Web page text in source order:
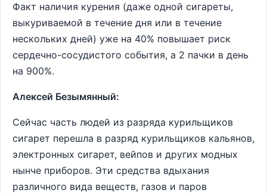
Факт наличия курения (даже одной сигареты,
выкуриваемой в течение дня или в течение
нескольких дней) уже на 40% повышает риск
сердечно-сосудистого события, а 2 пачки в день
на 900%.
Алексей Безымянный:
Сейчас часть людей из разряда курильщиков
сигарет перешла в разряд курильщиков кальянов,
электронных сигарет, вейпов и других модных
нынче приборов. Эти средства вдыхания
различного вида веществ, газов и паров